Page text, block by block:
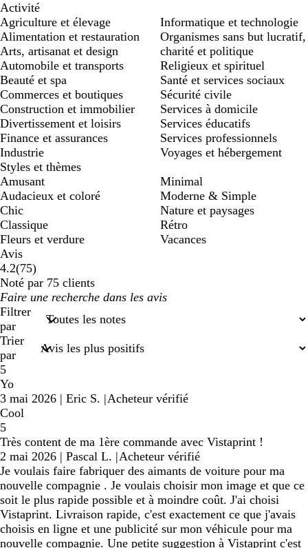
Activité
Agriculture et élevage
Alimentation et restauration
Arts, artisanat et design
Automobile et transports
Beauté et spa
Commerces et boutiques
Construction et immobilier
Divertissement et loisirs
Finance et assurances
Industrie
Informatique et technologie
Organismes sans but lucratif,
charité et politique
Religieux et spirituel
Santé et services sociaux
Sécurité civile
Services à domicile
Services éducatifs
Services professionnels
Voyages et hébergement
Styles et thèmes
Amusant
Audacieux et coloré
Chic
Classique
Fleurs et verdure
Minimal
Moderne & Simple
Nature et paysages
Rétro
Vacances
Avis
4.2(7575
avis
)
Noté par 75 clients
Mes
saisies
de
recherche
Filtrer
par
Trier
par
5
Yo
3 mai 2026 | Eric S. |Acheteur vérifié
Cool
5
Très content de ma 1ère commande avec Vistaprint !
2 mai 2026 | Pascal L. |Acheteur vérifié
Je voulais faire fabriquer des aimants de voiture pour ma
nouvelle compagnie . Je voulais choisir mon image et que ce
soit le plus rapide possible et à moindre coût. J'ai choisi
Vistaprint. Livraison rapide, c'est exactement ce que j'avais
choisis en ligne et une publicité sur mon véhicule pour ma
nouvelle compagnie. Une petite suggestion à Vistaprint c'est